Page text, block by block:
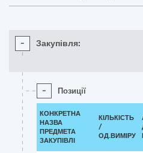
- Закупівля:
- Позиції
КОНКРЕТНА
НАЗВА
ПРЕДМЕТА
ЗАКУПІВЛІ
КІЛЬКІСТЬ
/
ОД.ВИМІРУ